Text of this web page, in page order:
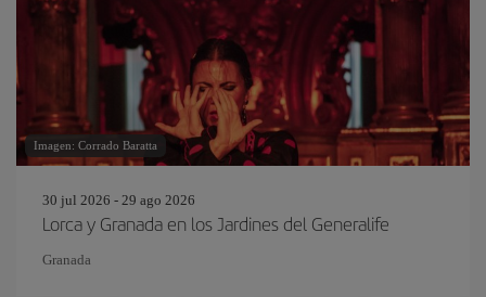
Imagen: Corrado Baratta
30 jul 2026 - 29 ago 2026
Lorca y Granada en los Jardines del Generalife
Granada